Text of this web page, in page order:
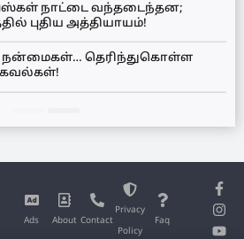
பஸ்கள் நாட்டை வந்தடைந்தன;
புதிய அத்தியாயம்!
நன்மைகள்… தெரிந்துகொள்ள
Ads About Contact
Privacy
Policy
Faq